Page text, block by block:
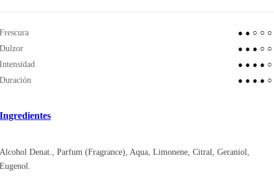
Frescura
●●○○○
Dulzor
●●●○○
Intensidad
●●●●○
Duración
●●●●○
Ingredientes
Alcohol Denat., Parfum (Fragrance), Aqua, Limonene, Citral, Geraniol,
Eugenol.